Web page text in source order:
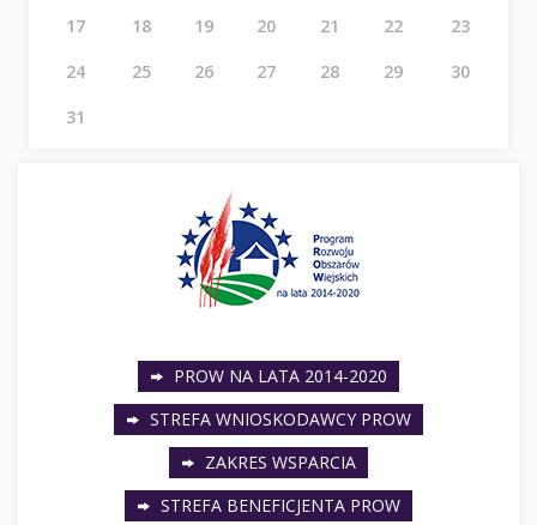
PROW NA LATA 2014-2020
STREFA WNIOSKODAWCY PROW
ZAKRES WSPARCIA
STREFA BENEFICJENTA PROW
17 18 19 20 21 22
23
24
25 26 27 28 29
30
31